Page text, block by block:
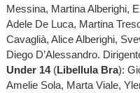
Messina, Martina Alberighi,
Adele De Luca, Martina
Cavaglià, Alice Alberighi,
Diego D’Alessandro.
Under 14(Libellula Bra):
Amelie Sola, Marta Viale,